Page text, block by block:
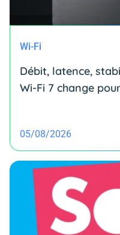
Wi-Fi
Débit, latence,
Wi-Fi 7 change
05/08/2026